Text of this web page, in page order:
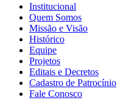
Institucional
Quem Somos
Missão e Visão
Histórico
Equipe
Projetos
Editais e Decretos
Cadastro de Patrocínio
Fale Conosco